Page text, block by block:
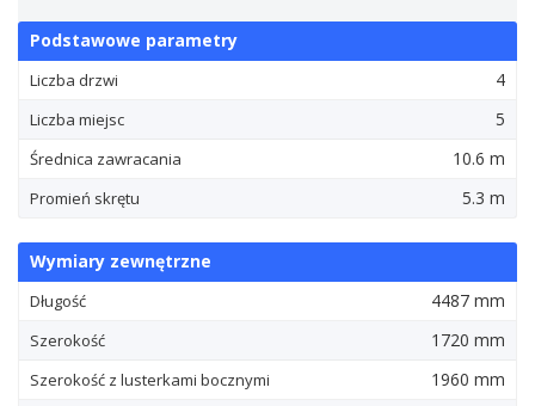
Podstawowe parametry
Liczba drzwi 4
Liczba miejsc 5
Średnica zawracania 10.6 m
Promień skrętu 5.3 m
Wymiary zewnętrzne
Długość 4487 mm
Szerokość 1720 mm
Szerokość z lusterkami bocznymi 1960 mm